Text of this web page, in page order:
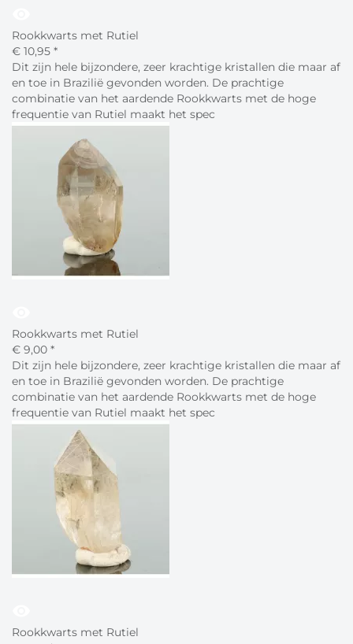
Rookkwarts met Rutiel
€ 10,95 *
Dit zijn hele bijzondere, zeer krachtige kristallen die maar af
en toe in Brazilië gevonden worden. De prachtige
combinatie van het aardende Rookkwarts met de hoge
frequentie van Rutiel maakt het spec
Rookkwarts met Rutiel
€ 9,00 *
Dit zijn hele bijzondere, zeer krachtige kristallen die maar af
en toe in Brazilië gevonden worden. De prachtige
combinatie van het aardende Rookkwarts met de hoge
frequentie van Rutiel maakt het spec
Rookkwarts met Rutiel